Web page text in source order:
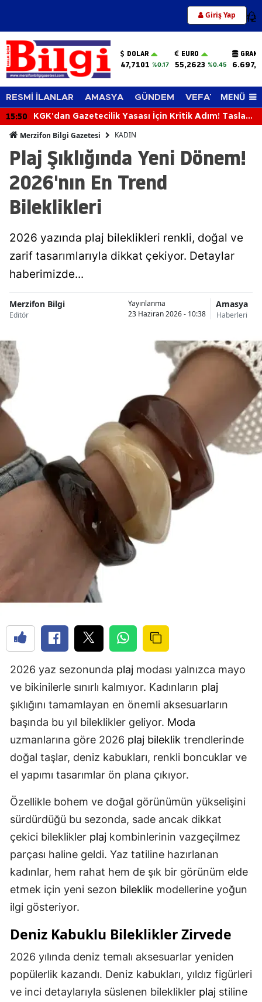
Giriş Yap 12
DOLAR
47,7101 %0.17
EURO
55,2623 %0.45
RESMİ İLANLAR AMASYA GÜNDEM VEFAT EDENLER
MENÜ
15:50
KGK'dan Gazetecilik Yasası İçin Kritik Adım! Taslak
Merzifon Bilgi Gazetesi KADIN
Plaj Şıklığında Yeni Dönem!
2026'nın En Trend
Bileklikleri
2026 yazında plaj bileklikleri renkli, doğal ve
zarif tasarımlarıyla dikkat çekiyor. Detaylar
haberimizde...
Merzifon Bilgi
Editör
Yayınlanma
23 Haziran 2026 - 10:38
Amasya
Haberleri
2026 yaz sezonunda plaj modası yalnızca mayo
ve bikinilerle sınırlı kalmıyor. Kadınların plaj
şıklığını tamamlayan en önemli aksesuarların
başında bu yıl bileklikler geliyor. Moda
uzmanlarına göre 2026 plaj bileklik trendlerinde
doğal taşlar, deniz kabukları, renkli boncuklar ve
el yapımı tasarımlar ön plana çıkıyor.
Özellikle bohem ve doğal görünümün yükselişini
sürdürdüğü bu sezonda, sade ancak dikkat
çekici bileklikler plaj kombinlerinin vazgeçilmez
parçası haline geldi. Yaz tatiline hazırlanan
kadınlar, hem rahat hem de şık bir görünüm elde
etmek için yeni sezon bileklik modellerine yoğun
ilgi gösteriyor.
Deniz Kabuklu Bileklikler Zirvede
2026 yılında deniz temalı aksesuarlar yeniden
popülerlik kazandı. Deniz kabukları, yıldız figürleri
ve inci detaylarıyla süslenen bileklikler plaj stiline